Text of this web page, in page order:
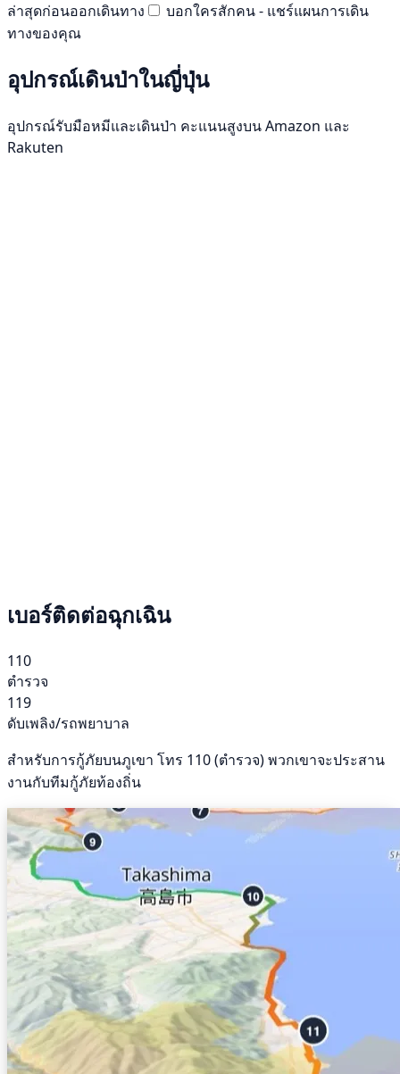
ล่าสุดก่อนออกเดินทาง
บอกใครสักคน - แชร์แผนการเดิน
ทางของคุณ
อุปกรณ์เดินป่าในญี่ปุ่น
อุปกรณ์รับมือหมีและเดินป่า คะแนนสูงบน Amazon และ
Rakuten
เบอร์ติดต่อฉุกเฉิน
110
ตำรวจ
119
ดับเพลิง/รถพยาบาล
สำหรับการกู้ภัยบนภูเขา โทร 110 (ตำรวจ) พวกเขาจะประสาน
งานกับทีมกู้ภัยท้องถิ่น